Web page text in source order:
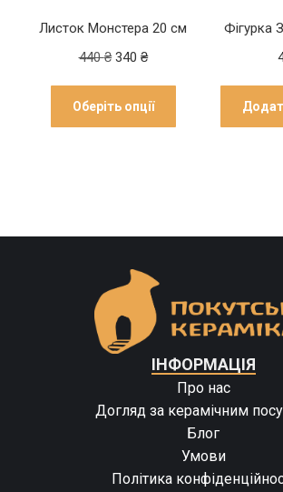
Листок Монстера 20 см
440₴ 340 ₴
Оберіть опції
Фігурка
ІНФОРМАЦІЯ
Про нас
Догляд за керамічним
Блог
Умови
Політика